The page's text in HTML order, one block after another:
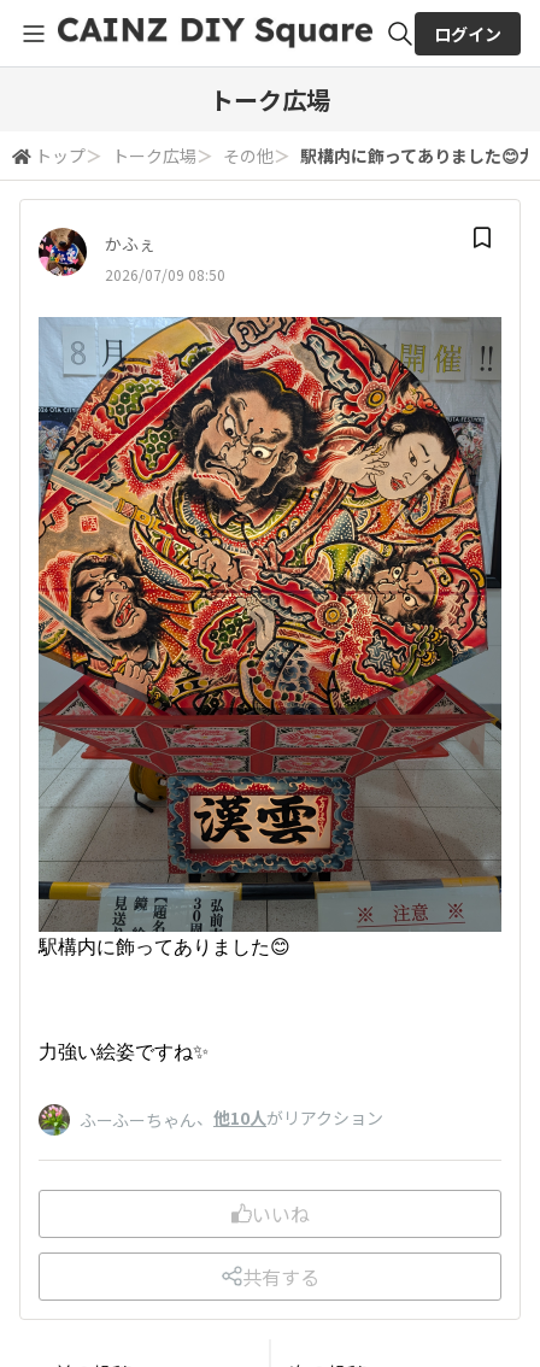
検索
ログイン
トーク広場
トップ＞ トーク広場＞ その他＞ 駅構内に飾ってありました😊
かふぇ
2026/07/09 08:50
駅構内に飾ってありました😊
力強い絵姿ですね✨
ふーふーちゃん、 他10人がリアクション
いいね
共有する